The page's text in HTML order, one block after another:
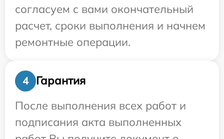
согласуем с вами окончательный
расчет, сроки выполнения и начнем
ремонтные операции.
4
Гарантия
После выполнения всех работ и
подписания акта выполненных